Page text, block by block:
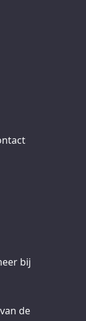
bij
de